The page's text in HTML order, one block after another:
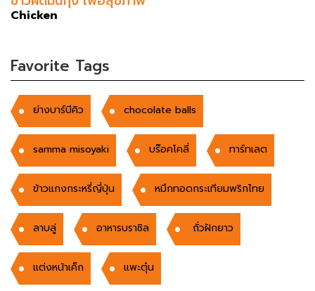
Chicken
Favorite Tags
ย่างบาร์บีคิว chocolate balls
samma misoyaki บร๊อคโคลี่ ทาร์ทเลต
ข้าวแกงกระหรี่ญี่ปุ่น หมึกทอดกระเทียมพริกไทย
ลาบลู่ อาหารบราซิล ถั่วฝักยาว
แต่งหน้าเค็ก แพะตุ๋น